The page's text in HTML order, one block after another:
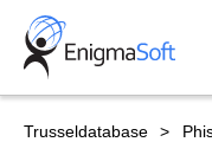
Skip
content
Trusseldatabase